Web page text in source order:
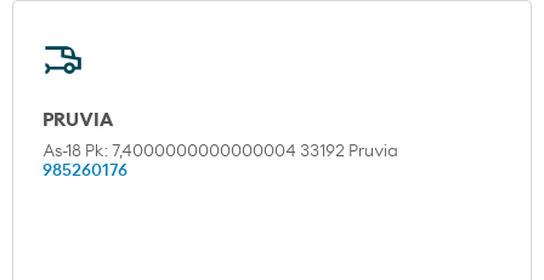
PRUVIA
As-18 Pk: 7,4000000000000004 33192 Pruvia
985260176